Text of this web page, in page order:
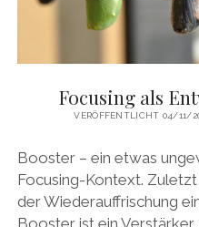
GROSSE F
REUDE.“
Focusing als
VERÖFFENTLICHT 04/11/
Booster – ein etwas
Focusing-Kontext.
der Wiederauffrischung